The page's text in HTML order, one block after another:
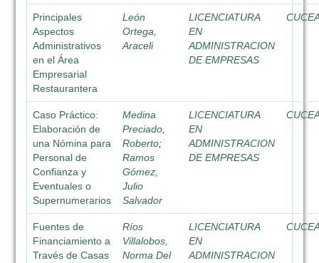
Principales
Aspectos
Administrativos
en el Área
Empresarial
Restaurantera
León
Ortega,
Araceli
LICENCIATURA
EN
ADMINISTRACION
DE EMPRESAS
Caso Práctico:
Elaboración de
una Nómina para
Personal de
Confianza y
Eventuales o
Supernumerarios
Medina
Preciado,
Roberto;
Ramos
Gómez,
Julio
Salvador
LICENCIATURA
EN
ADMINISTRACION
DE EMPRESAS
Fuentes de
Financiamiento a
Través de Casas
Ríos
Villalobos,
Norma Del
LICENCIATURA
EN
ADMINISTRACION